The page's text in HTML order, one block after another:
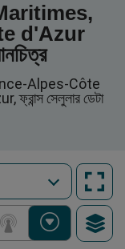
d'Azur
Alpes-Côte
সেলুলার ডেটা